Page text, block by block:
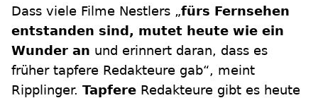
Dass viele Filme Nestlers „fürs Fernsehen
entstanden sind, mutet heute wie ein
Wunder an und erinnert daran, dass es
früher tapfere Redakteure gab“, meint
Ripplinger. Tapfere Redakteure gibt es heute